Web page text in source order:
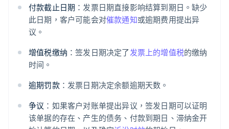
付款截止日期 ：发票日期直接影响结算到期日。缺少
此日期，客户可能会对催款通知或逾期费用提出异
议。
增值税缴纳 ：签发日期决定了发票上的增值税的缴纳
时间。
逾期罚款：发票日期决定余额逾期天数。
争议 ：如果客户对账单提出异议，签发日期可以证明
该单据的存在、产生的债务、付款到期日、滞纳金开